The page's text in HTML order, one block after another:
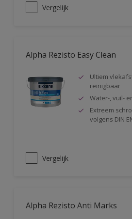
Vergelijk
Alpha Rezisto Easy Clean
Ultiem
reinigbaar
Water-, vuil-
Extreem
volgens DIN
Vergelijk
Alpha Rezisto Anti Marks